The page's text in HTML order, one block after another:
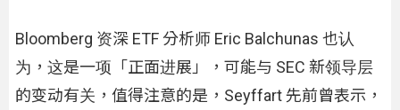
Bloomberg 资深 ETF 分析师 Eric Balchunas 也认
为，这是一项「正面进展」，可能与 SEC 新领导层
的变动有关，值得注意的是，Seyffart 先前曾表示，